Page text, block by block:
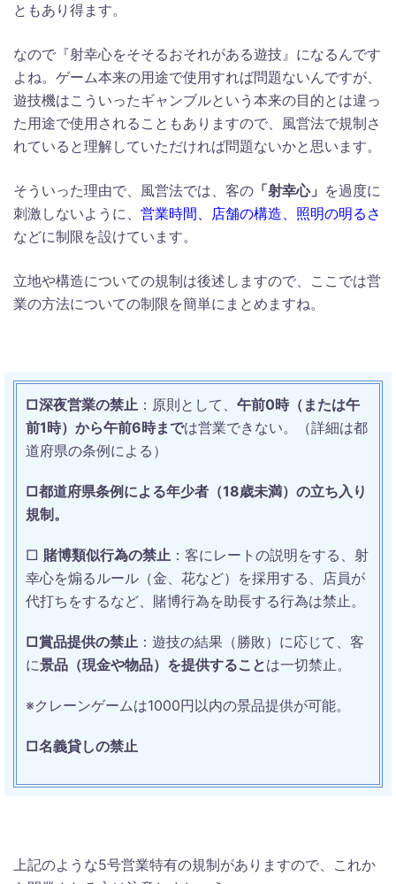
ともあり得ます。
なので『射幸心をそそるおそれがある遊技』になるんです
よね。ゲーム本来の用途で使用すれば問題ないんですが、
遊技機はこういったギャンブルという本来の目的とは違っ
た用途で使用されることもありますので、風営法で規制さ
れていると理解していただければ問題ないかと思います。
そういった理由で、風営法では、客の 「射幸心」 を過度に
刺激しないように、 営業時間、店舗の構造、照明の明るさ
などに制限を設けています。
立地や構造についての規制は後述しますので、ここでは営
業の方法についての制限を簡単にまとめますね。
□深夜営業の禁止 ：原則として、 午前0時（または午
前1時）から午前6時までは営業できない。（詳細は都
道府県の条例による）
□都道府県条例による年少者（18歳未満）の立ち入り
規制。
□ 賭博類似行為の禁止 ：客にレートの説明をする、射
幸心を煽るルール（金、花など）を採用する、店員が
代打ちをするなど、賭博行為を助長する行為は禁止。
□賞品提供の禁止 ：遊技の結果（勝敗）に応じて、客
に景品（現金や物品）を提供することは一切禁止。
※クレーンゲームは1000円以内の景品提供が可能。
□名義貸しの禁止
上記のような5号営業特有の規制がありますので、これか